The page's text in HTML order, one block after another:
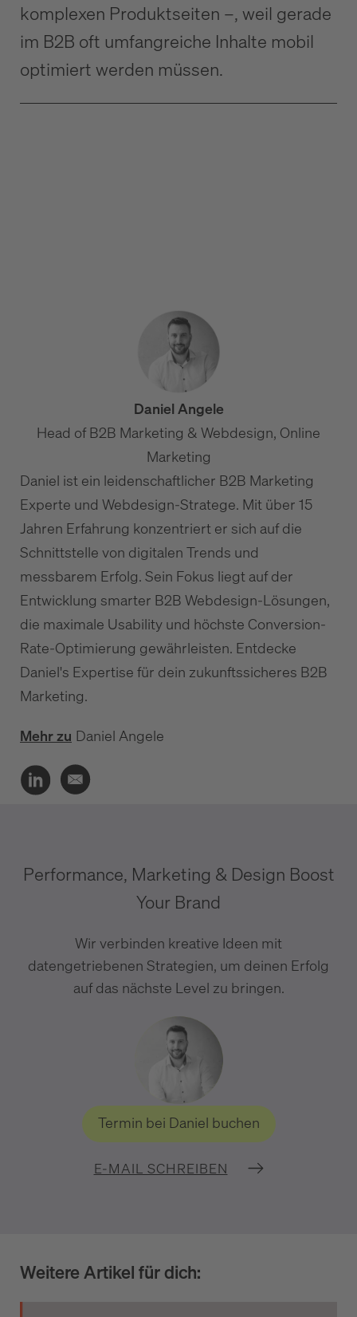
komplexen Produktseiten –, weil gerade
im B2B oft umfangreiche Inhalte mobil
optimiert werden müssen.
Daniel Angele
Head of B2B Marketing & Webdesign, Online
Marketing
Daniel ist ein leidenschaftlicher B2B Marketing
Experte und Webdesign-Stratege. Mit über 15
Jahren Erfahrung konzentriert er sich auf die
Schnittstelle von digitalen Trends und
messbarem Erfolg. Sein Fokus liegt auf der
Entwicklung smarter B2B Webdesign-Lösungen,
die maximale Usability und höchste Conversion-
Rate-Optimierung gewährleisten. Entdecke
Daniel's Expertise für dein zukunftssicheres B2B
Marketing.
Mehr zu Daniel Angele
Performance, Marketing & Design Boost
Your Brand
Wir verbinden kreative Ideen mit
datengetriebenen Strategien, um deinen Erfolg
auf das nächste Level zu bringen.
Termin bei Daniel buchen
E-MAIL SCHREIBEN
Weitere Artikel für dich: